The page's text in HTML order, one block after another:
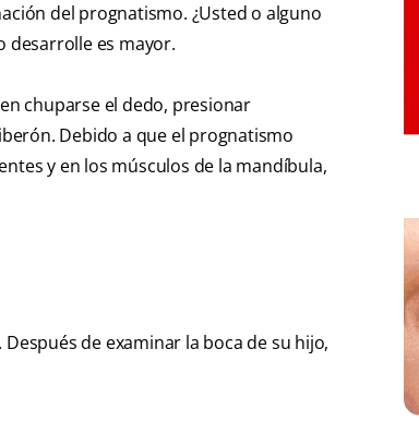
del prognatismo. ¿Usted o alguno
desarrolle es mayor.
chuparse el dedo, presionar
Debido a que el prognatismo
y en los músculos de la mandíbula,
de examinar la boca de su hijo,